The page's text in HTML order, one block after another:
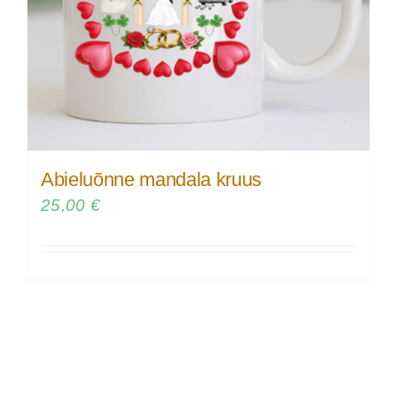
Abieluõnne mandala kruus
25,00 €